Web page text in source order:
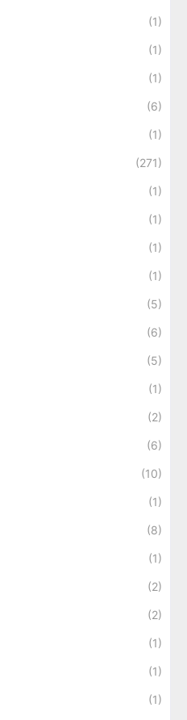
(1)
(1)
(1)
(6)
(1)
(271)
(1)
(1)
(1)
(1)
(5)
(6)
(5)
(1)
(2)
(6)
(10)
(1)
(8)
(1)
(2)
(2)
(1)
(1)
(1)